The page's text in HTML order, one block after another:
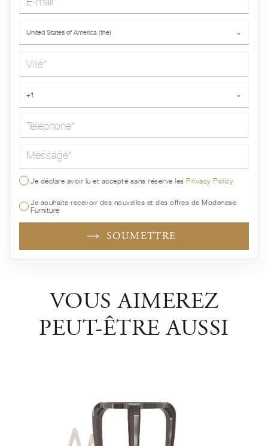
United States of America (the) ⌄
+1 ⌄
Message*
Je déclare avoir lu et accepté sans réserve lesPrivacy Policy
Je souhaite recevoir des nouvelles et des offres de Modenese
Furniture
SOUMETTRE
VOUS AIMEREZ
PEUT-ÊTRE AUSSI